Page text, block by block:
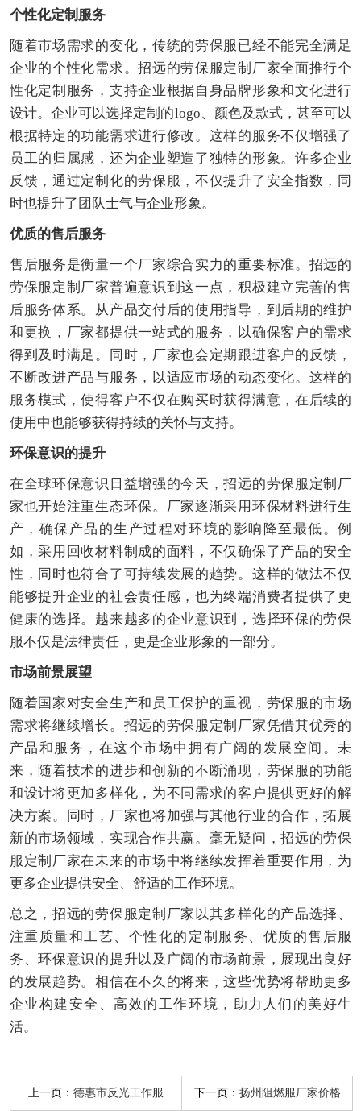
个性化定制服务
随着市场需求的变化，传统的劳保服已经不能完全满足
企业的个性化需求。招远的劳保服定制厂家全面推行个
性化定制服务，支持企业根据自身品牌形象和文化进行
设计。企业可以选择定制的logo、颜色及款式，甚至可以
根据特定的功能需求进行修改。这样的服务不仅增强了
员工的归属感，还为企业塑造了独特的形象。许多企业
反馈，通过定制化的劳保服，不仅提升了安全指数，同
时也提升了团队士气与企业形象。
优质的售后服务
售后服务是衡量一个厂家综合实力的重要标准。招远的
劳保服定制厂家普遍意识到这一点，积极建立完善的售
后服务体系。从产品交付后的使用指导，到后期的维护
和更换，厂家都提供一站式的服务，以确保客户的需求
得到及时满足。同时，厂家也会定期跟进客户的反馈，
不断改进产品与服务，以适应市场的动态变化。这样的
服务模式，使得客户不仅在购买时获得满意，在后续的
使用中也能够获得持续的关怀与支持。
环保意识的提升
在全球环保意识日益增强的今天，招远的劳保服定制厂
家也开始注重生态环保。厂家逐渐采用环保材料进行生
产，确保产品的生产过程对环境的影响降至最低。例
如，采用回收材料制成的面料，不仅确保了产品的安全
性，同时也符合了可持续发展的趋势。这样的做法不仅
能够提升企业的社会责任感，也为终端消费者提供了更
健康的选择。越来越多的企业意识到，选择环保的劳保
服不仅是法律责任，更是企业形象的一部分。
市场前景展望
随着国家对安全生产和员工保护的重视，劳保服的市场
需求将继续增长。招远的劳保服定制厂家凭借其优秀的
产品和服务，在这个市场中拥有广阔的发展空间。未
来，随着技术的进步和创新的不断涌现，劳保服的功能
和设计将更加多样化，为不同需求的客户提供更好的解
决方案。同时，厂家也将加强与其他行业的合作，拓展
新的市场领域，实现合作共赢。毫无疑问，招远的劳保
服定制厂家在未来的市场中将继续发挥着重要作用，为
更多企业提供安全、舒适的工作环境。
总之，招远的劳保服定制厂家以其多样化的产品选择、
注重质量和工艺、个性化的定制服务、优质的售后服
务、环保意识的提升以及广阔的市场前景，展现出良好
的发展趋势。相信在不久的将来，这些优势将帮助更多
企业构建安全、高效的工作环境，助力人们的美好生
活。
上一页：德惠市反光工作服 下一页： 扬州阻燃服厂家价格